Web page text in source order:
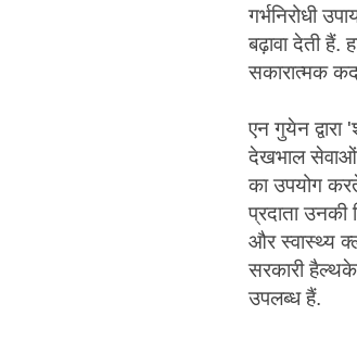
गर्भनिरोधी
बढ़ावा देती
सकारात्मक
एन गुयेन
देखभाल सेवाओं
का उपयोग
प्रदाता
और स्वास्थ्य
सरकारी
उपलब्ध हैं.